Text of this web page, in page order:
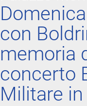
con
memoria
concerto
Militare